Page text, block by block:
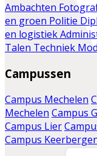
Ambachten
en groen Politie
en logistiek
Talen Techniek
Campussen
Campus Mechelen
Mechelen Campus
Campus Lier
Campus